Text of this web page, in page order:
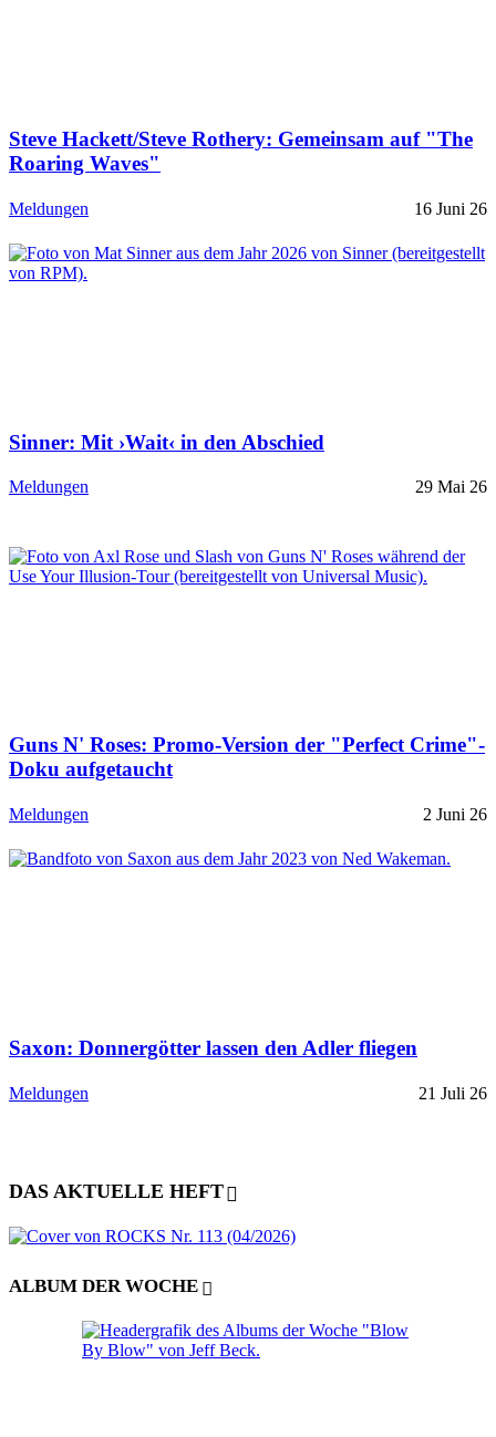
Steve Hackett/Steve Rothery: Gemeinsam auf "The
Roaring Waves"
Meldungen 16 Juni 26
Sinner: Mit ›Wait‹ in den Abschied
Meldungen 29 Mai 26
Guns N' Roses: Promo-Version der "Perfect Crime"-
Doku aufgetaucht
Meldungen 2 Juni 26
Saxon: Donnergötter lassen den Adler fliegen
Meldungen 21 Juli 26
DAS AKTUELLE HEFT
ALBUM DER WOCHE